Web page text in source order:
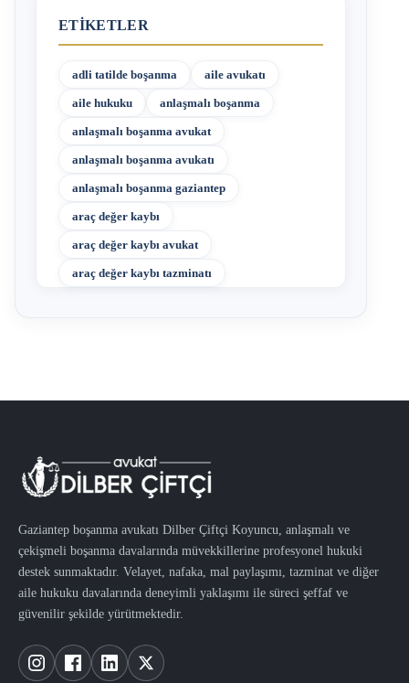
ETIKETLER
adli tatilde boşanma aile avukatı
aile hukuku anlaşmalı boşanma
anlaşmalı boşanma avukat
anlaşmalı boşanma avukatı
anlaşmalı boşanma gaziantep
araç değer kaybı
araç değer kaybı avukat
araç değer kaybı tazminatı
Gaziantep boşanma avukatı Dilber Çiftçi Koyuncu, anlaşmalı ve
çekişmeli boşanma davalarında müvekkillerine profesyonel hukuki
destek sunmaktadır. Velayet, nafaka, mal paylaşımı, tazminat ve diğer
aile hukuku davalarında deneyimli yaklaşımı ile süreci şeffaf ve
güvenilir şekilde yürütmektedir.